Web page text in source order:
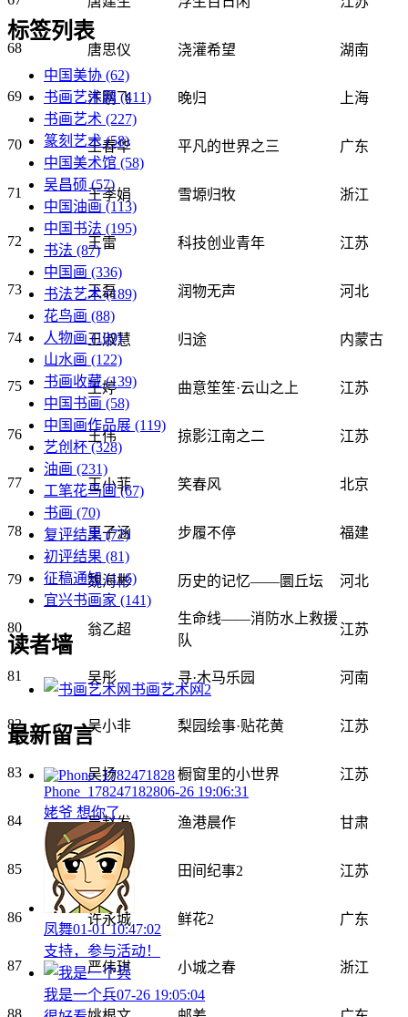
68 唐思仪 浇灌希望 湖南
69 汪鹏飞 晚归 上海
70 王春华 平凡的世界之三 广东
71 王季娟 雪塬归牧 浙江
72 王雷 科技创业青年 江苏
73 王磊 润物无声 河北
74 王淑慧 归途 内蒙古
75 王婷 曲意笙笙·云山之上 江苏
76 王伟 掠影江南之二 江苏
77 王小菲 笑春风 北京
78 王子涵 步履不停 福建
79 魏海彬 历史的记忆——圜丘坛 河北
80 翁乙超
生命线——消防水上救援
队
江苏
81 吴彤 寻·木马乐园 河南
82 吴小非 梨园绘事·贴花黄 江苏
83 吴扬 橱窗里的小世界 江苏
84 吴赵发 渔港晨作 甘肃
85 夏国海 田间纪事2 江苏
86 许永城 鲜花2 广东
87 严伟琪 小城之春 浙江
88
标签列表
中国美协 (62)
书画艺术网(411)
书画艺术 (227)
篆刻艺术(58)
中国美术馆 (58)
吴昌硕(57)
中国油画 (113)
中国书法 (195)
书法 (87)
中国画 (336)
书法艺术(189)
花鸟画 (88)
人物画(109)
山水画 (122)
书画收藏(139)
中国书画 (58)
中国画作品展 (119)
艺创杯(328)
油画 (231)
工笔花鸟画(67)
书画 (70)
复评结果(77)
初评结果 (81)
征稿通知(116)
宜兴书画家 (141)
读者墙
书画艺术网2
最新留言
Phone_178247182806-26 19:06:31
姥爷 想你了
凤舞01-01 10:47:02
支持，参与活动！
我是一个兵07-26 19:05:04